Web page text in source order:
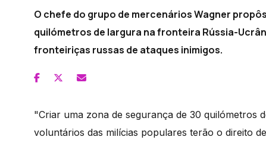
O chefe do grupo de mercenários Wagner
quilómetros de largura na fronteira Rússia-
fronteiriças russas de ataques inimigos.
"Criar uma zona de segurança de 30 quilómetros
voluntários das milícias populares terão o direito